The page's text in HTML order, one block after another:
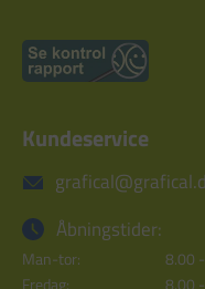
Kundeservice
Åbningstider:
Man-tor:
8.00